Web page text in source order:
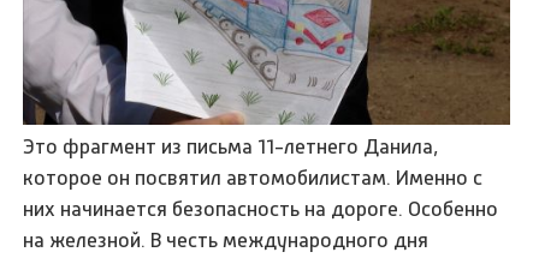
Это фрагмент из письма 11-летнего Данила,
которое он посвятил автомобилистам. Именно с
них начинается безопасность на дороге. Особенно
на железной. В честь международного дня